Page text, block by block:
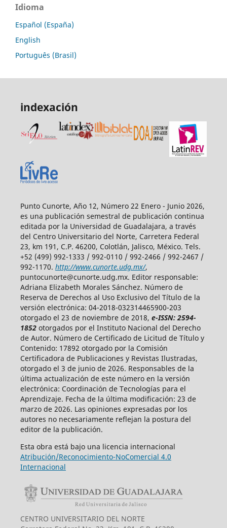
Idioma
Español (España)
English
Português (Brasil)
indexación
Punto Cunorte, Año 12, Número 22 Enero - Junio 2026,
es una publicación semestral de publicación continua
editada por la Universidad de Guadalajara, a través
del Centro Universitario del Norte, Carretera Federal
23, km 191, C.P. 46200, Colotlán, Jalisco, México. Tels.
+52 (499) 992-1333 / 992-0110 / 992-2466 / 992-2467 /
992-1170. http://www.cunorte.udg.mx/,
puntocunorte@cunorte.udg.mx. Editor responsable:
Adriana Elizabeth Morales Sánchez. Número de
Reserva de Derechos al Uso Exclusivo del Título de la
versión electrónica: 04-2018-032314465900-203
otorgado el 23 de noviembre de 2018, e-ISSN: 2594-
1852otorgados por el Instituto Nacional del Derecho
de Autor. Número de Certificado de Licitud de Título y
Contenido: 17892 otorgado por la Comisión
Certificadora de Publicaciones y Revistas Ilustradas,
otorgado el 3 de junio de 2026. Responsables de la
última actualización de este número en la versión
electrónica: Coordinación de Tecnologías para el
Aprendizaje. Fecha de la última modificación: 23 de
marzo de 2026. Las opiniones expresadas por los
autores no necesariamente reflejan la postura del
editor de la publicación.
Esta obra está bajo una licencia internacional
Atribución/Reconocimiento-NoComercial 4.0
Internacional
CENTRO UNIVERSITARIO DEL NORTE